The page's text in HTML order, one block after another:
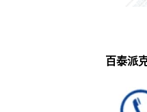
百泰派